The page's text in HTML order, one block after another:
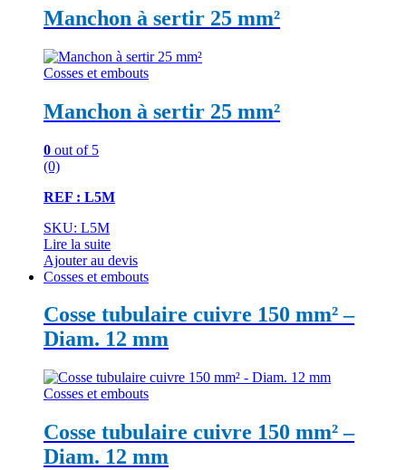
Manchon à sertir 25 mm²
Cosses et embouts
Manchon à sertir 25 mm²
0 out of 5
(0)
REF : L5M
SKU: L5M
Lire la suite
Ajouter au devis
Cosses et embouts
Cosse tubulaire cuivre 150 mm² –
Diam. 12 mm
Cosses et embouts
Cosse tubulaire cuivre 150 mm² –
Diam. 12 mm